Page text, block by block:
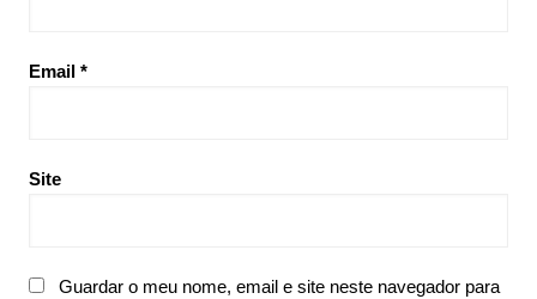
Email *
Site
Guardar o meu nome, email e site neste navegador para